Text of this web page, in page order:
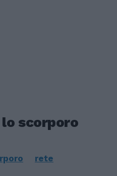
scorporo
rete